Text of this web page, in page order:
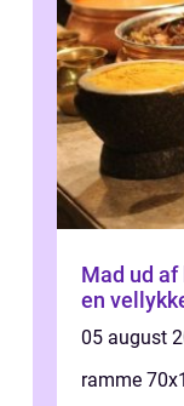
Mad ud
en
05 august
ramme